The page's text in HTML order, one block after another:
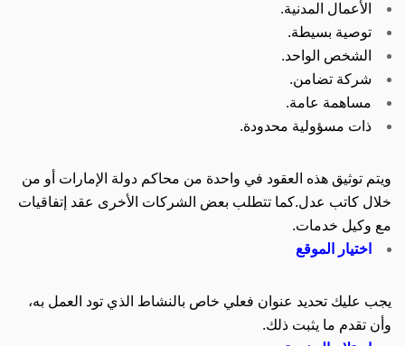
الأعمال المدنية.
توصية بسيطة.
الشخص الواحد.
شركة تضامن.
مساهمة عامة.
ذات مسؤولية محدودة.
ويتم توثيق هذه العقود في واحدة من محاكم دولة الإمارات أو من
خلال كاتب عدل.كما تتطلب بعض الشركات الأخرى عقد إتفاقيات
مع وكيل خدمات.
اختيار الموقع
يجب عليك تحديد عنوان فعلي خاص بالنشاط الذي تود العمل به،
وأن تقدم ما يثبت ذلك.